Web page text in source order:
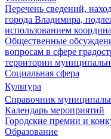
Перечень сведений,
города Владимира,
использованием
Общественные
вопросам в сфере
территории
Социальная сфера
Культура
Справочник
Календарь мероприятий
Городские премии и
Образование